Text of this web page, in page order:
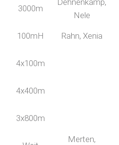
3000m
Dehnenkamp,
Nele
100mH Rahn, Xenia
4x100m
4x400m
3x800m
Merten,